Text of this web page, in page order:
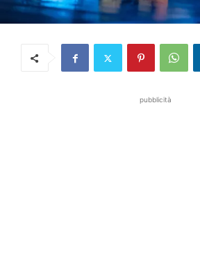
pubblicità